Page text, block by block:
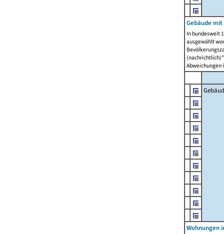
Gebäude
In bundesweit
ausgewählt
Abweichungen
Wohnungen